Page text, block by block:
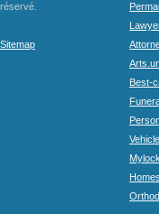
réservé.
Sitemap
Best-